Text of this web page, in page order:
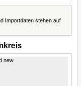
Importdaten stehen auf